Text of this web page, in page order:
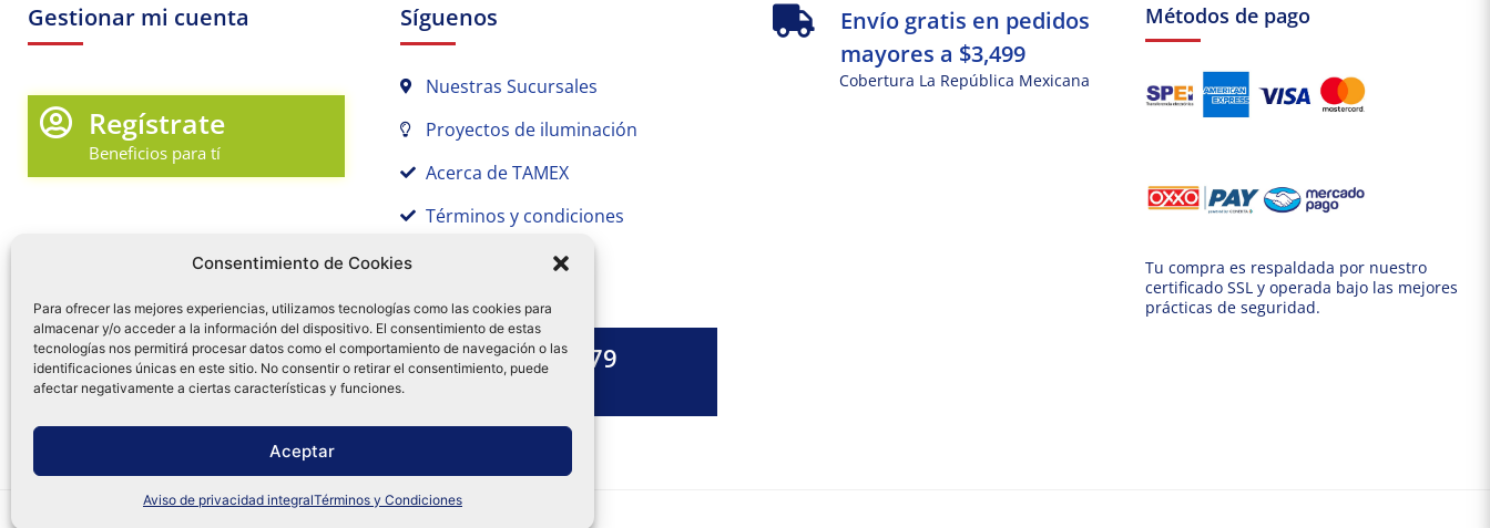
Consentimiento de Cookies
Para ofrecer las mejores experiencias, utilizamos tecnologías como las cookies para
almacenar y/o acceder a la información del dispositivo. El consentimiento de estas
tecnologías nos permitirá procesar datos como el comportamiento de navegación o las
identificaciones únicas en este sitio. No consentir o retirar el consentimiento, puede
afectar negativamente a ciertas características y funciones.
Aceptar
Aviso de privacidad integralTérminos y Condiciones
Gestionar mi cuenta
Regístrate
Beneficios para tí
Mi Cuenta en Tamex
Mis Favoritos
Síguenos
Nuestras Sucursales
Proyectos de iluminación
Acerca de TAMEX
Términos y condiciones
Aviso de Privacidad
55 1328 13 79
Facebook-
Instagram
Linkedin-
Envío gratis en pedidos
mayores a $3,499
Cobertura La República Mexicana
Métodos de pago
Tu compra es respaldada por nuestro
certificado SSL y operada bajo las mejores
prácticas de seguridad.
Distribuidora Tamex - México